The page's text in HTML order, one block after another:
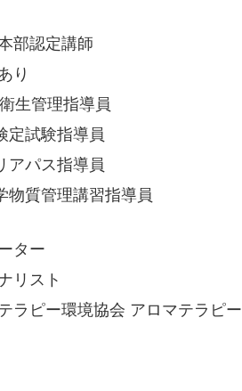
部認定講師
り
生管理指導員
定試験指導員
アパス指導員
物質管理講習指導員
ター
リスト
ラピー環境協会 アロマテラピー